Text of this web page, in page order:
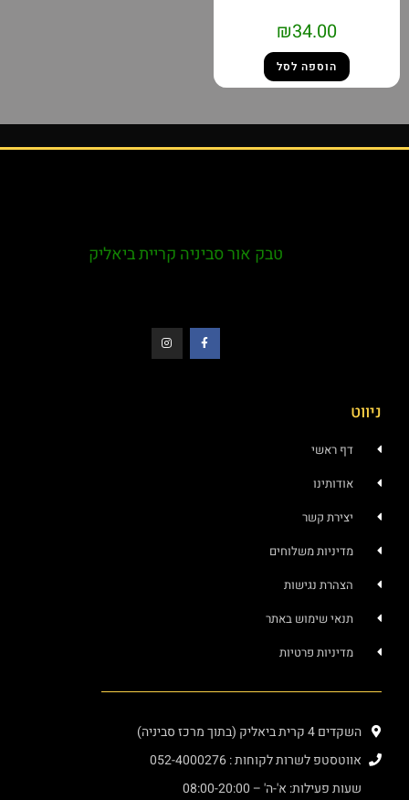
₪34.00
הוספה לסל
טבק אור סביניה קריית ביאליק
ניווט
דף ראשי
אודותינו
יצירת קשר
מדיניות משלוחים
הצהרת נגישות
תנאי שימוש באתר
מדיניות פרטיות
השקדים 4 קרית ביאליק (בתוך מרכז סביניה)
אווטסטפ לשרות לקוחות : 052-4000276
שעות פעילות: א'-ה' – 08:00-20:00